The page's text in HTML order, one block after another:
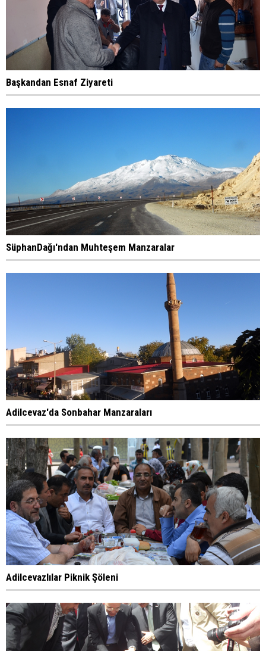
Başkandan Esnaf Ziyareti
SüphanDağı'ndan Muhteşem Manzaralar
Adilcevaz'da Sonbahar Manzaraları
Adilcevazlılar Piknik Şöleni